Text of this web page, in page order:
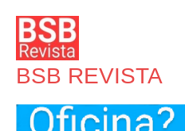
para
conteúdo
BSB REVISTA